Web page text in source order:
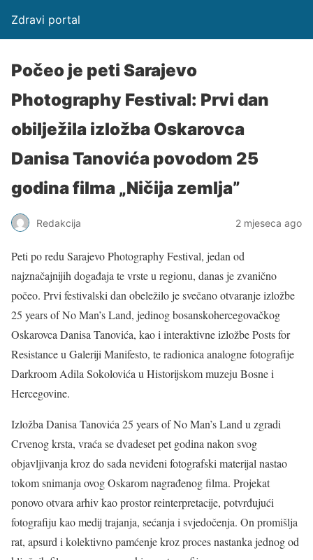
Zdravi portal
Počeo je peti Sarajevo
Photography Festival: Prvi dan
obilježila izložba Oskarovca
Danisa Tanovića povodom 25
godina filma „Ničija zemlja”
Redakcija 2 mjeseca ago
Peti po redu Sarajevo Photography Festival, jedan od
najznačajnijih događaja te vrste u regionu, danas je zvanično
počeo. Prvi festivalski dan obeležilo je svečano otvaranje izložbe
25 years of No Man’s Land, jedinog bosanskohercegovačkog
Oskarovca Danisa Tanovića, kao i interaktivne izložbe Posts for
Resistance u Galeriji Manifesto, te radionica analogne fotografije
Darkroom Adila Sokolovića u Historijskom muzeju Bosne i
Hercegovine.
Izložba Danisa Tanovića 25 years of No Man’s Land u zgradi
Crvenog krsta, vraća se dvadeset pet godina nakon svog
objavljivanja kroz do sada neviđeni fotografski materijal nastao
tokom snimanja ovog Oskarom nagrađenog filma. Projekat
ponovo otvara arhiv kao prostor reinterpretacije, potvrđujući
fotografiju kao medij trajanja, sećanja i svjedočenja. On promišlja
rat, apsurd i kolektivno pamćenje kroz proces nastanka jednog od